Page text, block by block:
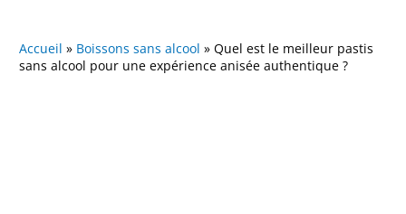
Accueil » Boissons sans alcool »Quel est le meilleur pastis
sans alcool pour une expérience anisée authentique ?